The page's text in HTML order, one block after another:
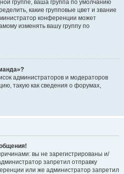
группе, ваша группа по умолчанию
какие групповые цвет и звание
конференции может
изменять вашу группу по
администраторов и модераторов
такую как сведения о форумах,
вы не зарегистрированы и/
запретил отправку
или же администратор запретил